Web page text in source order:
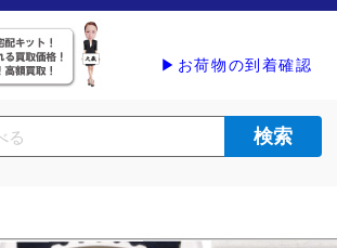
▶お荷物の到着確認